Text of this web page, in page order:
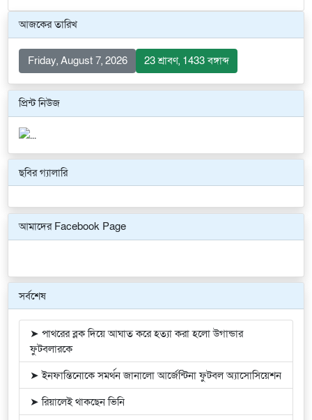
আজকের তারিখ
Friday, August 7, 2026 23 শ্রাবণ, 1433 বঙ্গাব্দ
প্রিন্ট নিউজ
ছবির গ্যালারি
আমাদের Facebook Page
সর্বশেষ
➤ পাথরের ব্লক দিয়ে আঘাত করে হত্যা করা হলো উগান্ডার
ফুটবলারকে
➤ ইনফান্তিনোকে সমর্থন জানালো আর্জেন্টিনা ফুটবল অ্যাসোসিয়েশন
➤ রিয়ালেই থাকছেন ভিনি